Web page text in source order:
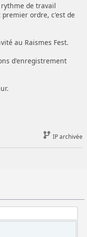
rythme de travail
ordre, c'est de
au Raismes Fest.
d'enregistrement
IP archivée